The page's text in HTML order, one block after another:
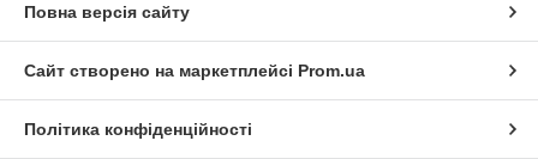
Повна версія сайту
Сайт створено на маркетплейсі Prom.ua
Політика конфіденційності